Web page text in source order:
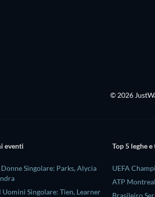
© 2026
eventi
Singolare: Parks, Alycia
Singolare: Tien, Learner
Top 5 leghe
UEFA
ATP
Brasileiro